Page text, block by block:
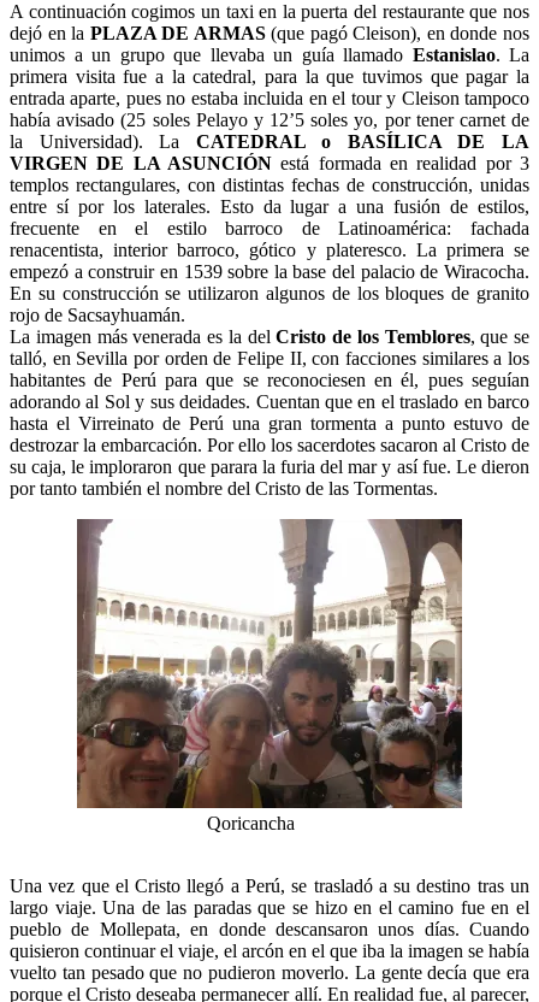
A continuación cogimos un taxi en la puerta del restaurante que nos
dejó en la PLAZA DE ARMAS(que pagó Cleison), en donde nos
unimos a un grupo que llevaba un guía llamado Estanislao. La
primera visita fue a la catedral, para la que tuvimos que pagar la
entrada aparte, pues no estaba incluida en el tour y Cleison tampoco
había avisado (25 soles Pelayo y 12’5 soles yo, por tener carnet de
la Universidad). La CATEDRAL o BASÍLICA DE LA
VIRGEN DE LA ASUNCIÓN está formada en realidad por 3
templos rectangulares, con distintas fechas de construcción, unidas
entre sí por los laterales. Esto da lugar a una fusión de estilos,
frecuente en el estilo barroco de Latinoamérica: fachada
renacentista, interior barroco, gótico y plateresco. La primera se
empezó a construir en 1539 sobre la base del palacio de Wiracocha.
En su construcción se utilizaron algunos de los bloques de granito
rojo de Sacsayhuamán.
La imagen más venerada es la delCristo de los Temblores, que se
talló, en Sevilla por orden de Felipe II, con facciones similares a los
habitantes de Perú para que se reconociesen en él, pues seguían
adorando al Sol y sus deidades. Cuentan que en el traslado en barco
hasta el Virreinato de Perú una gran tormenta a punto estuvo de
destrozar la embarcación. Por ello los sacerdotes sacaron al Cristo de
su caja, le imploraron que parara la furia del mar y así fue. Le dieron
por tanto también el nombre del Cristo de las Tormentas.
Qoricancha
Una vez que el Cristo llegó a Perú, se trasladó a su destino tras un
largo viaje. Una de las paradas que se hizo en el camino fue en el
pueblo de Mollepata, en donde descansaron unos días. Cuando
quisieron continuar el viaje, el arcón en el que iba la imagen se había
vuelto tan pesado que no pudieron moverlo. La gente decía que era
porque el Cristo deseaba permanecer allí. En realidad fue, al parecer,